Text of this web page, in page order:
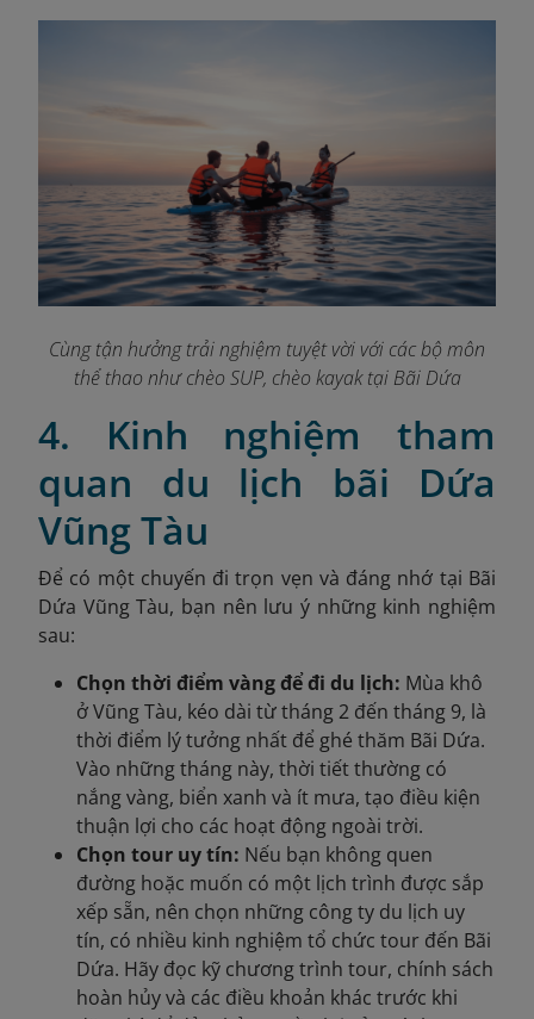
Cùng tận hưởng trải nghiệm tuyệt vời với các bộ môn
thể thao như chèo SUP, chèo kayak tại Bãi Dứa
4. Kinh nghiệm tham
quan du lịch bãi Dứa
Vũng Tàu
Để có một chuyến đi trọn vẹn và đáng nhớ tại Bãi
Dứa Vũng Tàu, bạn nên lưu ý những kinh nghiệm
sau:
Chọn thời điểm vàng để đi du lịch: Mùa khô
ở Vũng Tàu, kéo dài từ tháng 2 đến tháng 9, là
thời điểm lý tưởng nhất để ghé thăm Bãi Dứa.
Vào những tháng này, thời tiết thường có
nắng vàng, biển xanh và ít mưa, tạo điều kiện
thuận lợi cho các hoạt động ngoài trời.
Chọn tour uy tín: Nếu bạn không quen
đường hoặc muốn có một lịch trình được sắp
xếp sẵn, nên chọn những công ty du lịch uy
tín, có nhiều kinh nghiệm tổ chức tour đến Bãi
Dứa. Hãy đọc kỹ chương trình tour, chính sách
hoàn hủy và các điều khoản khác trước khi